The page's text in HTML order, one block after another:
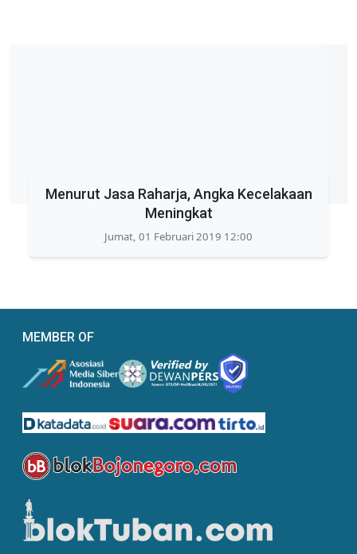
Menurut Jasa Raharja, Angka Kecelakaan
Meningkat
Jumat, 01 Februari 2019 12:00
MEMBER OF